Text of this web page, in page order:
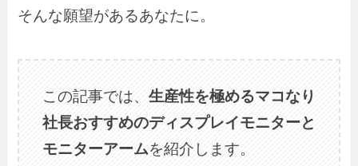
そんな願望があるあなたに。
この記事では、 生産性を極めるマコなり
社長おすすめのディスプレイモニターと
モニターアームを紹介します。